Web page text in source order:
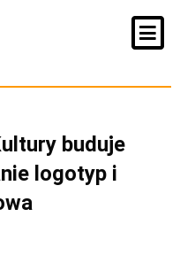
buduje
logotyp i